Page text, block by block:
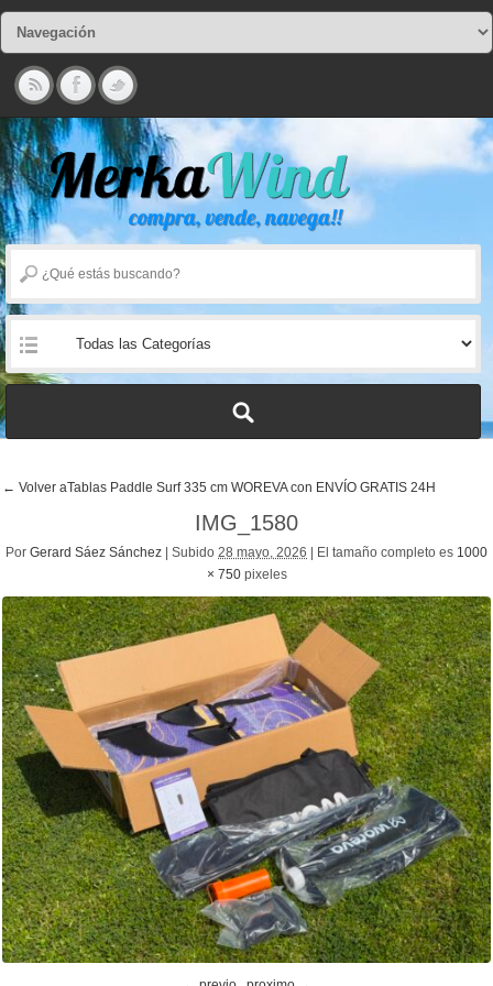
← Volver aTablas Paddle Surf 335 cm WOREVA con ENVÍO GRATIS 24H
IMG_1580
Por Gerard Sáez Sánchez Subido 28 mayo, 2026 El tamaño completo es 1000
× 750pixeles